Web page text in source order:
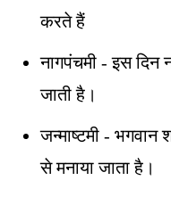
करते हैं
नागपंचमी - इस दिन
जाती है।
जन्माष्टमी -
से मनाया जाता है।